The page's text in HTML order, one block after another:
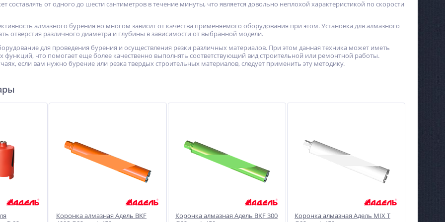
Сварочный полуавтомат
Циклон ПДГ-200ДВ
Сварочный полуавтомат
Циклон ПДГ-240
составлять от одного до шести сантиметров в течение минуты, что является довольно неплохой характеристикой по скорости
алмазного бурения во многом зависит от качества применяемого оборудования при этом. Установка для алмазного
отверстия различного диаметра и глубины в зависимости от выбранной модели.
для проведения бурения и осуществления резки различных материалов. При этом данная техника может иметь
функций, что помогает еще более качественно выполнять соответствующий вид строительной или ремонтной работы.
если вам нужно бурение или резка твердых строительных материалов, следует применить эту методику.
Коронка алмазная Адель BKF
Коронка алмазная Адель BKF 300
Коронка алмазная Адель MIX T